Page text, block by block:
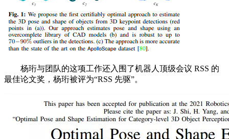
杨珩与团队的这项工作还入围了机器人顶级会议 RSS 的
最佳论文奖，杨珩被评为“RSS 先驱”。